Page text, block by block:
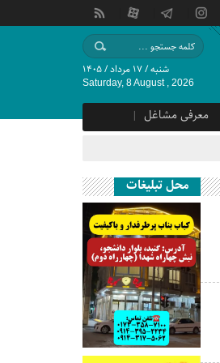
شنبه / ۱۷ مرداد / ۱۴۰۵
Saturday, 8 August , 2026
معرفی مشاغل
محل تبلیغات